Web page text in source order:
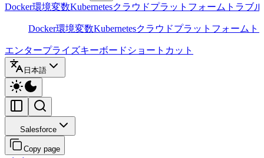
Docker環境変数Kubernetesクラウドプラットフォーム トラブ
Docker環境変数Kubernetesクラウドプラットフォーム ト
エンタープライズキーボードショートカット
日本語
Salesforce
Copy page